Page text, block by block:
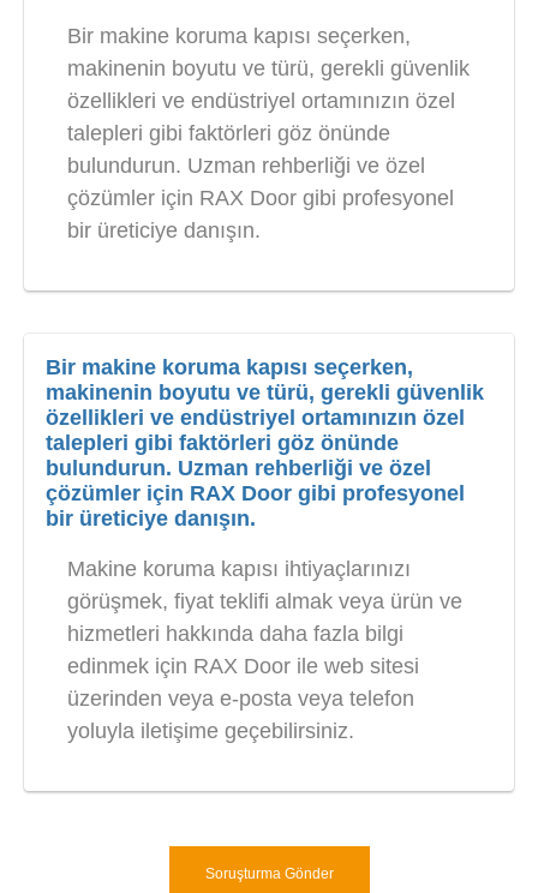
Bir makine koruma kapısı seçerken,
makinenin boyutu ve türü, gerekli güvenlik
özellikleri ve endüstriyel ortamınızın özel
talepleri gibi faktörleri göz önünde
bulundurun. Uzman rehberliği ve özel
çözümler için RAX Door gibi profesyonel
bir üreticiye danışın.
Bir makine koruma kapısı seçerken,
makinenin boyutu ve türü, gerekli güvenlik
özellikleri ve endüstriyel ortamınızın özel
talepleri gibi faktörleri göz önünde
bulundurun. Uzman rehberliği ve özel
çözümler için RAX Door gibi profesyonel
bir üreticiye danışın.
Makine koruma kapısı ihtiyaçlarınızı
görüşmek, fiyat teklifi almak veya ürün ve
hizmetleri hakkında daha fazla bilgi
edinmek için RAX Door ile web sitesi
üzerinden veya e-posta veya telefon
yoluyla iletişime geçebilirsiniz.
Soruşturma Gönder